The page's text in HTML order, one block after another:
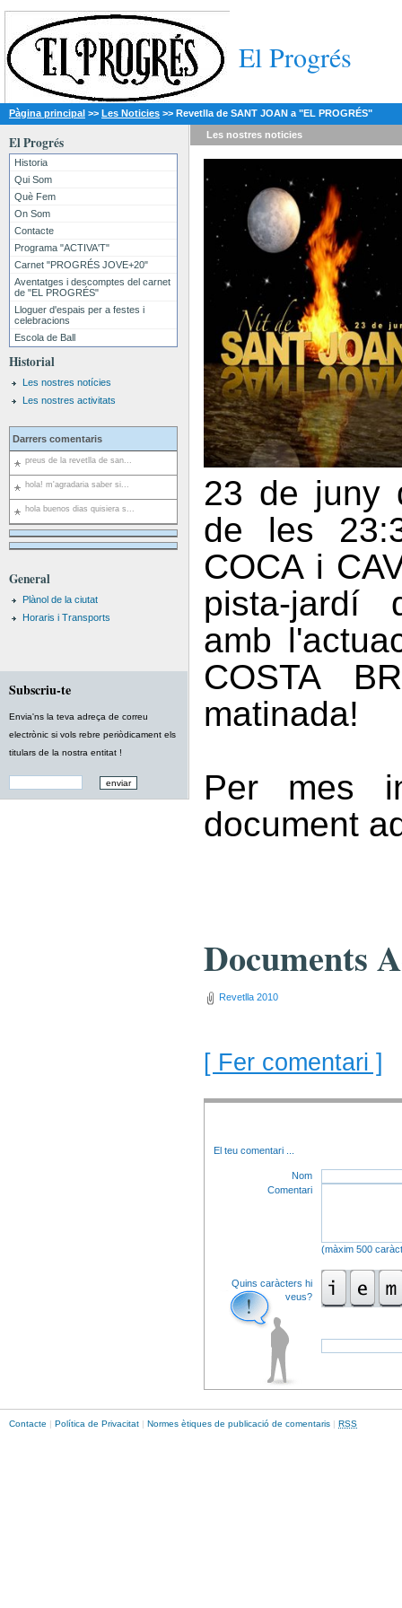
El Progrés
Pàgina principal >> Les Noticies >> Revetlla de SANT JOAN a "EL PROGRÉS"
El Progrés
Historia
Qui Som
Què Fem
On Som
Contacte
Programa "ACTIVA'T"
Carnet "PROGRÉS JOVE+20"
Aventatges i descomptes del carnet
de "EL PROGRÉS"
Lloguer d'espais per a festes i
celebracions
Escola de Ball
Historial
Les nostres notícies
Les nostres activitats
Darrers comentaris
preus de la revetlla de san...
hola! m'agradaria saber si...
hola buenos dias quisiera s...
General
Plànol de la ciutat
Horaris i Transports
Subscriu-te
Envia'ns la teva adreça de correu
electrònic si vols rebre periòdicament els
titulars de la nostra entitat !
Les nostres noticies
23 de juny
de les
COCA i
pista-jardí
amb
COSTA
matinada!
Per mes
document
Documents
Revetlla 2010
[ Fer comentari ]
El teu comentari
Nom
Comentari
(màxim 500
Quins caràcters hi
veus?
Contacte | Política de Privacitat | Normes ètiques de publicació de comentaris | RSS